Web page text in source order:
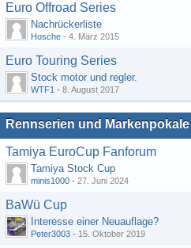
Euro Offroad Series
Nachrückerliste
Hosche - 4. März 2015
Euro Touring Series
Stock motor und regler.
WTF1 - 8. August 2017
Rennserien und Markenpokale
Tamiya EuroCup Fanforum
Tamiya Stock Cup
minis1000 - 27. Juni 2024
BaWü Cup
Interesse einer Neuauflage?
Peter3003 - 15. Oktober 2019